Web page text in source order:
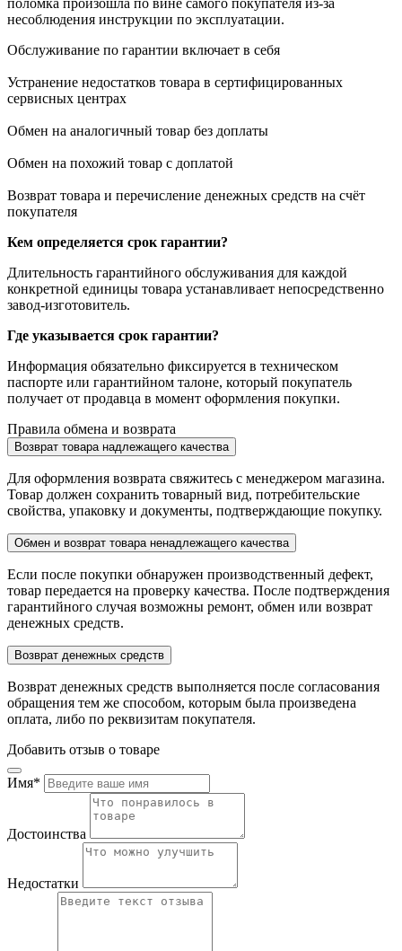
поломка произошла по вине самого покупателя из-за
несоблюдения инструкции по эксплуатации.
Обслуживание по гарантии включает в себя
Устранение недостатков товара в сертифицированных
сервисных центрах
Обмен на аналогичный товар без доплаты
Обмен на похожий товар с доплатой
Возврат товара и перечисление денежных средств на счёт
покупателя
Кем определяется срок гарантии?
Длительность гарантийного обслуживания для каждой
конкретной единицы товара устанавливает непосредственно
завод-изготовитель.
Где указывается срок гарантии?
Информация обязательно фиксируется в техническом
паспорте или гарантийном талоне, который покупатель
получает от продавца в момент оформления покупки.
Правила обмена и возврата
Возврат товара надлежащего качества
Для оформления возврата свяжитесь с менеджером магазина.
Товар должен сохранить товарный вид, потребительские
свойства, упаковку и документы, подтверждающие покупку.
Обмен и возврат товара ненадлежащего качества
Если после покупки обнаружен производственный дефект,
товар передается на проверку качества. После подтверждения
гарантийного случая возможны ремонт, обмен или возврат
денежных средств.
Возврат денежных средств
Возврат денежных средств выполняется после согласования
обращения тем же способом, которым была произведена
оплата, либо по реквизитам покупателя.
Добавить отзыв о товаре
Имя*
Достоинства
Недостатки